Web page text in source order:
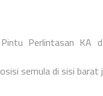
Perlintasan
semula di sisi